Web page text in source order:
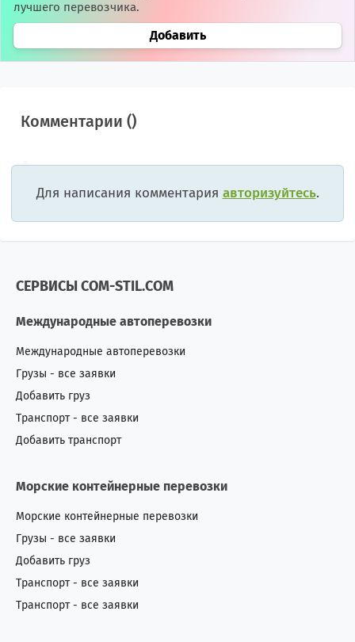
лучшего перевозчика.
Добавить
Комментарии ()
Для написания комментария авторизуйтесь.
СЕРВИСЫ COM-STIL.COM
Международные автоперевозки
Международные автоперевозки
Грузы - все заявки
Добавить груз
Транспорт - все заявки
Добавить транспорт
Морские контейнерные перевозки
Морские контейнерные перевозки
Грузы - все заявки
Добавить груз
Транспорт - все заявки
Транспорт - все заявки